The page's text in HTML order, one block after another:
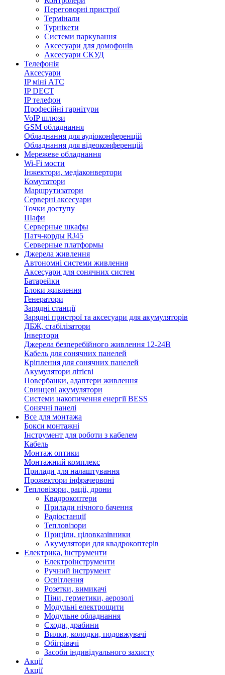
Переговорні пристрої
Термінали
Турнікети
Системи паркування
Аксесуари для домофонів
Аксесуари СКУД
Телефонія
Аксесуари
IP міні АТС
IP DECT
IP телефон
Професійні гарнітури
VoIP шлюзи
GSM обладнання
Обладнання для аудіоконференцій
Обладнання для відеоконференцій
Мережеве обладнання
Wi-Fi мости
Інжектори, медіаконвертори
Комутатори
Маршрутизатори
Серверні аксесуари
Точки доступу
Шафи
Серверные шкафы
Патч-корды RJ45
Серверные платформы
Джерела живлення
Автономні системи живлення
Аксесуари для сонячних систем
Батарейки
Блоки живлення
Генератори
Зарядні станції
Зарядні пристрої та аксесуари для акумуляторів
ДБЖ, стабілізатори
Інвертори
Джерела безперебійного живлення 12-24В
Кабель для сонячних панелей
Кріплення для сонячних панелей
Акумулятори літієві
Повербанки, адаптери живлення
Свинцеві акумулятори
Системи накопичення енергії BESS
Сонячні панелі
Все для монтажа
Бокси монтажні
Інструмент для роботи з кабелем
Кабель
Монтаж оптики
Монтажний комплекс
Прилади для налаштування
Прожектори інфрачервоні
Тепловізори, раціі, дрони
Квадрокоптери
Прилади нічного бачення
Радіостанції
Тепловізори
Приціли, ціловказівники
Акумулятори для квадрокоптерів
Електрика, інструменти
Електроінструменти
Ручний інструмент
Освітлення
Розетки, вимикачі
Піни, герметики, аерозолі
Модульні електрощити
Модульне обладнання
Сходи, драбини
Вилки, колодки, подовжувачі
Обігрівачі
Засоби індивідуального захисту
Акції
Акції